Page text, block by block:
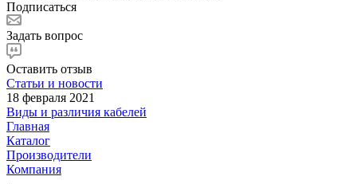
Подписаться
Задать вопрос
Оставить отзыв
Статьи и новости
18 февраля 2021
Виды и различия кабелей
Главная
Каталог
Производители
Компания